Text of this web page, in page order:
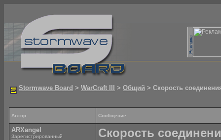
Stormwave Board > WarCraft III > Общий > Скорость
Автор Сообщение
ARXangel
Зарегистрированный Скорость